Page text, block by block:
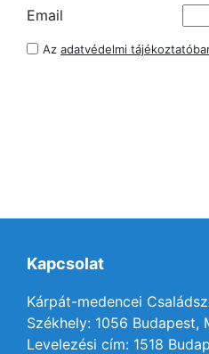
Email
Az adatvédelmi
Kapcsolat
Kárpát-medencei
Székhely: 1056 Budapest,
Levelezési cím: 1518